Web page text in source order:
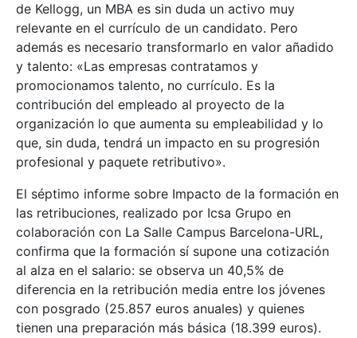
de Kellogg, un MBA es sin duda un activo muy
relevante en el currículo de un candidato. Pero
además es necesario transformarlo en valor añadido
y talento: «Las empresas contratamos y
promocionamos talento, no currículo. Es la
contribución del empleado al proyecto de la
organización lo que aumenta su empleabilidad y lo
que, sin duda, tendrá un impacto en su progresión
profesional y paquete retributivo».
El séptimo informe sobre Impacto de la formación en
las retribuciones, realizado por Icsa Grupo en
colaboración con La Salle Campus Barcelona-URL,
confirma que la formación sí supone una cotización
al alza en el salario: se observa un 40,5% de
diferencia en la retribución media entre los jóvenes
con posgrado (25.857 euros anuales) y quienes
tienen una preparación más básica (18.399 euros).